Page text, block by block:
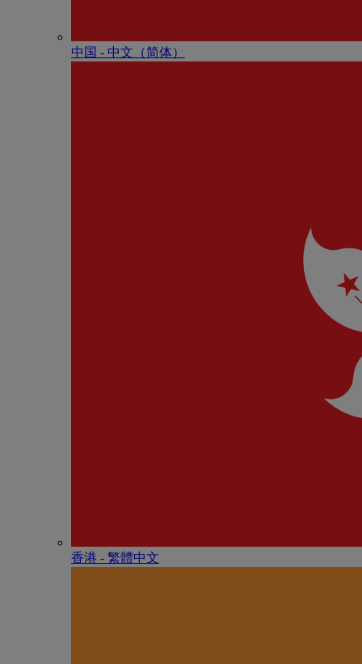
中国 - 中⽂（简体）
香港 - 繁體中文